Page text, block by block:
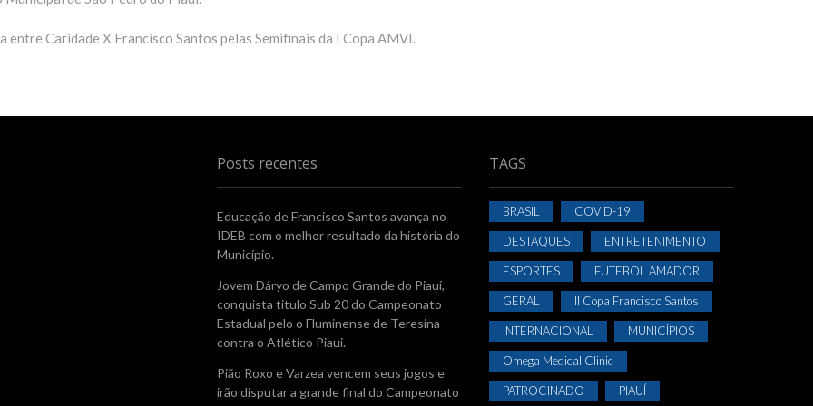
entre Caridade X Francisco Santos pelas Semifinais da I Copa AMVI.
Posts recentes
Educação de Francisco Santos avança no
IDEB com o melhor resultado da história do
Município.
Jovem Dáryo de Campo Grande do Piauí,
conquista titulo Sub 20 do Campeonato
Estadual pelo o Fluminense de Teresina
contra o Atlético Piaui.
Pião Roxo e Varzea vencem seus jogos e
irão disputar a grande final do Campeonato
TAGS
BRASIL COVID-19
DESTAQUES ENTRETENIMENTO
ESPORTES FUTEBOL AMADOR
GERAL II Copa Francisco Santos
INTERNACIONAL MUNICÍPIOS
Omega Medical Clinic
PATROCINADO PIAUÍ